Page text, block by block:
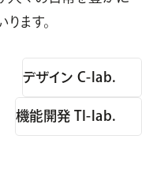
ます。
デザイン C-lab.
機能開発 TI-lab.